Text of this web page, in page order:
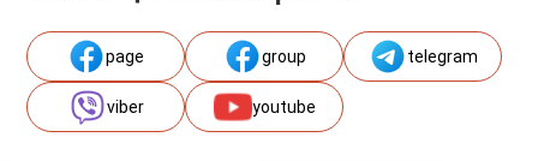
page group telegram
viber youtube